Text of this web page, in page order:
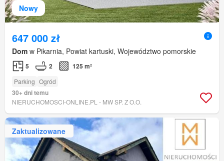
Nowy
647 000 zł
Dom w Pikarnia, Powiat kartuski, Województwo pomorskie
5 2 125 m²
Parking Ogród
30+ dni temu
NIERUCHOMOSCI-ONLINE.PL - MW SP. Z O.O.
Zaktualizowane